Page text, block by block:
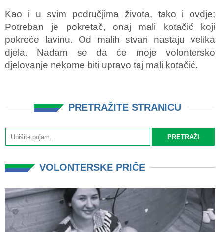
Kao i u svim područjima života, tako i ovdje;
Potreban je pokretač, onaj mali kotačić koji
pokreće lavinu. Od malih stvari nastaju velika
djela. Nadam se da će moje volontersko
djelovanje nekome biti upravo taj mali kotačić.
PRETRAŽITE STRANICU
VOLONTERSKE PRIČE